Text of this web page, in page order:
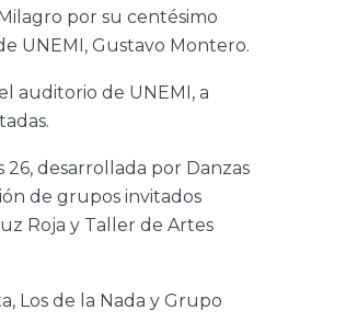
por su centésimo
UNEMI, Gustavo Montero.
auditorio de UNEMI, a
desarrollada por Danzas
de grupos invitados
Roja y Taller de Artes
Los de la Nada y Grupo